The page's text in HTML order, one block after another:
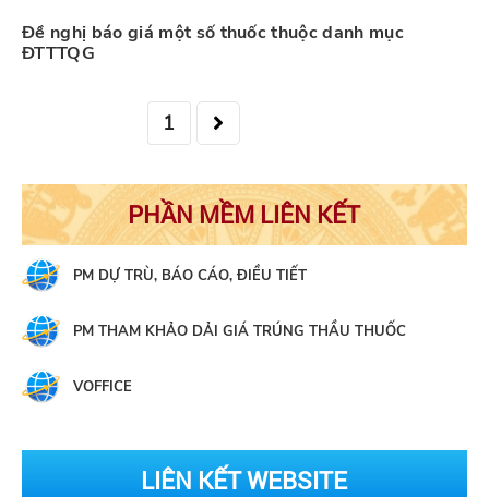
Đề nghị báo giá một số thuốc thuộc danh mục
ĐTTTQG
PHẦN MỀM LIÊN KẾT
PM DỰ TRÙ, BÁO CÁO, ĐIỀU TIẾT
PM THAM KHẢO DẢI GIÁ TRÚNG THẦU THUỐC
VOFFICE
LIÊN KẾT WEBSITE